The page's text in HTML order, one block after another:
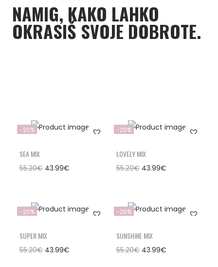
NAMIG, KAKO LAHKO
OKRASIŠ SVOJE DOBROTE.
-20%
SEA MIX
55.20€ 43.99€
-20%
LOVELY MIX
55.20€ 43.99€
-20%
SUPER MIX
55.20€ 43.99€
-20%
SUNSHINE MIX
55.20€ 43.99€